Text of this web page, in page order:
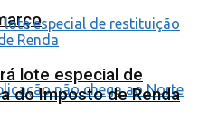
lote especial de
do Imposto de Renda